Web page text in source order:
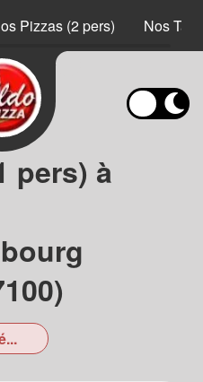
Pizzas (2 pers) Nos
pers) à